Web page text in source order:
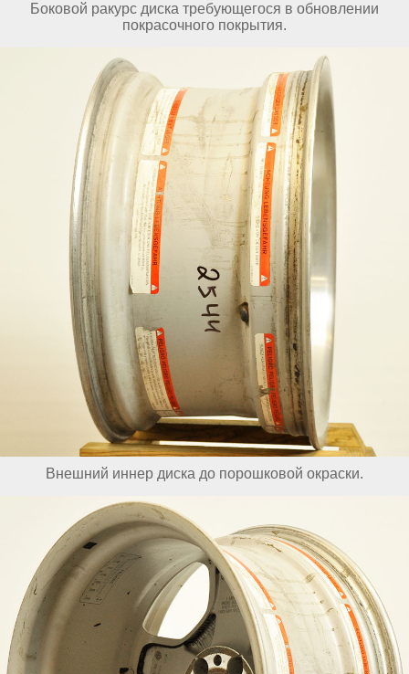
Боковой ракурс диска требующегося в обновлении
покрасочного покрытия.
Внешний иннер диска до порошковой окраски.